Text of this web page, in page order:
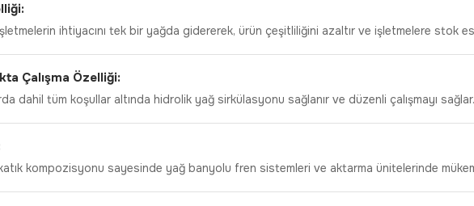
ihtiyacını tek bir yağda gidererek, ürün çeşitliliğini azaltır ve işletmelere stok
Çalışma Özelliği:
dahil tüm koşullar altında hidrolik yağ sirkülasyonu sağlanır ve düzenli çalışmayı sağlar.
kompozisyonu sayesinde yağ banyolu fren sistemleri ve aktarma ünitelerinde